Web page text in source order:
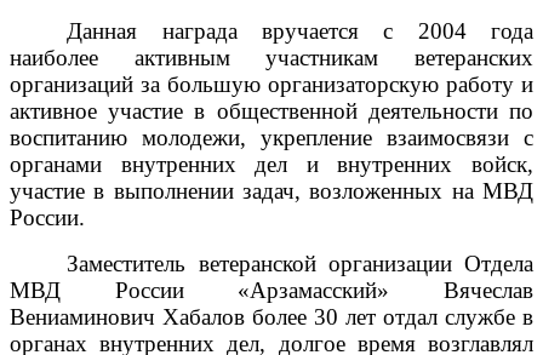
Данная награда вручается с 2004 года
наиболее активным участникам ветеранских
организаций за большую организаторскую работу и
активное участие в общественной деятельности по
воспитанию молодежи, укрепление взаимосвязи с
органами внутренних дел и внутренних войск,
участие в выполнении задач, возложенных на МВД
России.
Заместитель ветеранской организации Отдела
МВД России «Арзамасский» Вячеслав
Вениаминович Хабалов более 30 лет отдал службе в
органах внутренних дел, долгое время возглавлял